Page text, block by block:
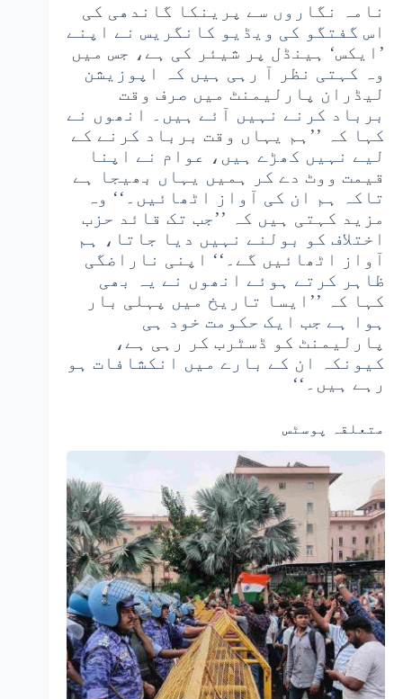
نامہ نگاروں سے پرینکا گاندھی کی
اس گفتگو کی ویڈیو کانگریس نے اپنے
’ایکس‘ ہینڈل پر شیئر کی ہے، جس میں
وہ کہتی نظر آ رہی ہیں کہ اپوزیشن
لیڈران پارلیمنٹ میں صرف وقت
برباد کرنے نہیں آئے ہیں۔ انھوں نے
کہا کہ ’’ہم یہاں وقت برباد کرنے کے
لیے نہیں کھڑے ہیں، عوام نے اپنا
قیمت ووٹ دے کر ہمیں یہاں بھیجا ہے
تاکہ ہم ان کی آواز اٹھائیں۔‘‘ وہ
مزید کہتی ہیں کہ ’’جب تک قائد حزب
اختلاف کو بولنے نہیں دیا جاتا، ہم
آواز اٹھائیں گے۔‘‘ اپنی ناراضگی
ظاہر کرتے ہوئے انھوں نے یہ بھی
کہا کہ ’’ایسا تاریخ میں پہلی بار
ہوا ہے جب ایک حکومت خود ہی
پارلیمنٹ کو ڈسٹرب کر رہی ہے،
کیونکہ ان کے بارے میں انکشافات ہو
رہے ہیں۔‘‘
متعلقہ پوسٹس